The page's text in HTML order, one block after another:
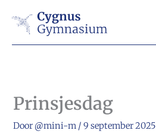
naar
Prinsjesdag
Door @mini-m /9 september 2025